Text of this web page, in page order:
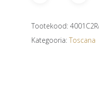
Tootekood:
Kategooria: Toscana